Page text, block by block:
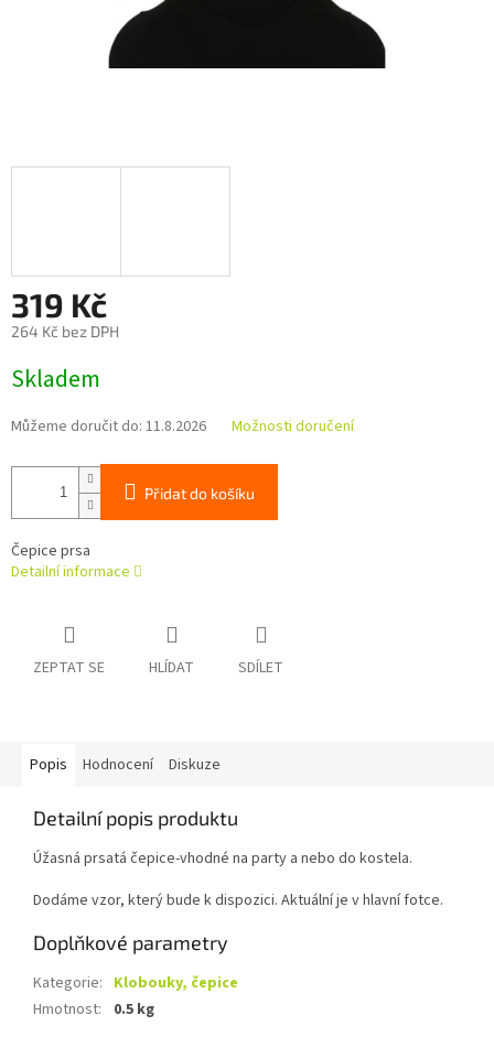
319 Kč
264 Kč bez DPH
cena:
Skladem
Můžeme doručit do: 11.8.2026 Možnosti doručení
Přidat do košíku
Čepice prsa
Detailní informace
ZEPTAT SE HLÍDAT SDÍLET
Popis Hodnocení Diskuze
Detailní popis produktu
Úžasná prsatá čepice-vhodné na party a nebo do kostela.
Dodáme vzor, který bude k dispozici. Aktuální je v hlavní fotce.
Doplňkové parametry
Kategorie: Klobouky, čepice
Hmotnost: 0.5 kg